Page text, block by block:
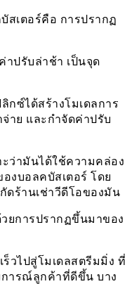
สเตอร์คือ การปรากฏ
าปรับล่าช้า เป็นจุด
กซ์ได้สร้างโมเดลการ
าย และกำจัดค่าปรับ
ว่ามันได้ใช้ความคล่อง
งบอลคบัสเตอร์ โดย
ดร้านเช่าวีดีโอของมัน
ยการปรากฏขึ้นมาของ
วไปสู่โมเดลสตรีมมิ่ง ที่
ารณ์ลูกค้าที่ดีขึ้น บาง